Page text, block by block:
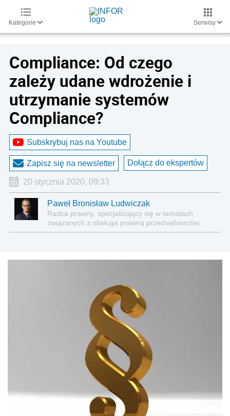
Kategorie Serwisy
Compliance: Od czego
zależy udane wdrożenie i
utrzymanie systemów
Compliance?
Subskrybuj nas na Youtube
Zapisz się na newsletter Dołącz do ekspertów
20 stycznia 2020, 09:33
Paweł Bronisław Ludwiczak
Radca prawny, specjalizujący się w tematach
związanych z obsługą prawną przedsiębiorców,
prawem korporacyjnym, zamówieniami in house,